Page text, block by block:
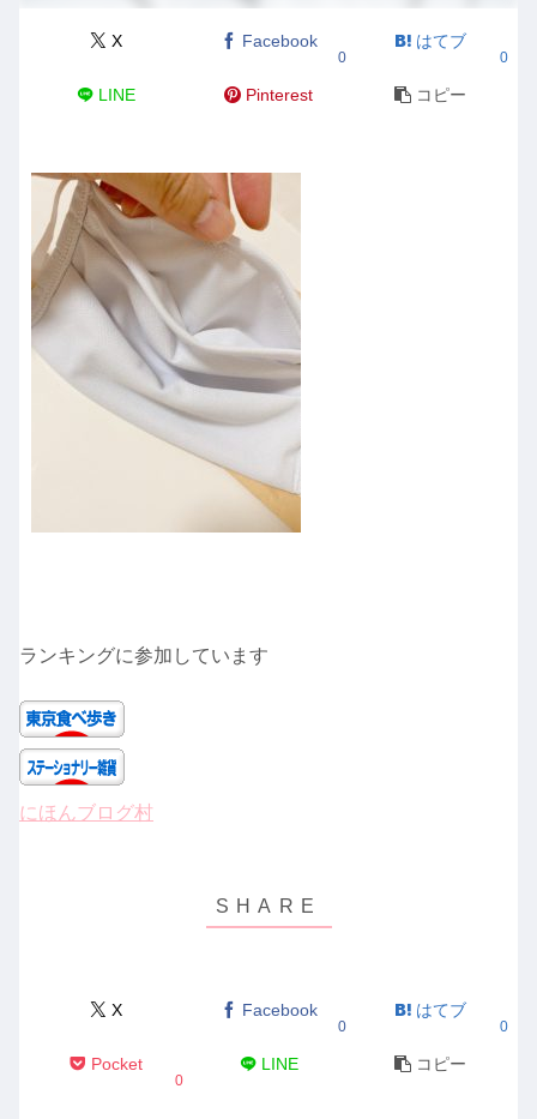
X Facebook
0
はてブ
0
LINE Pinterest コピー
ランキングに参加しています
にほんブログ村
X Facebook
0
はてブ
0
Pocket
0
LINE コピー